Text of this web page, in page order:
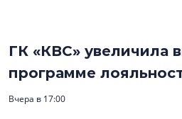
ГК «КВС» увеличила
программе
Вчера в 17:00